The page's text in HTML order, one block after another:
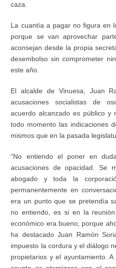
caza.
La cuantía a pagar no figura en
porque se van aprovechar
aconsejan desde la propia
desembolso sin comprometer
este año.
El alcalde de Vinuesa, Juan
acusaciones socialistas de
acuerdo alcanzado es público y
todo momento las indicaciones
mismos que en la pasada
“No entiendo el poner en
acusaciones de opacidad. Se
abogado y toda la
permanentemente en
era un punto que se pretendía
no entiendo, es si en la
económico era bueno, porque
ha destacado Juan Ramón
impuesto la cordura y el diálogo
propietarios y el ayuntamiento.